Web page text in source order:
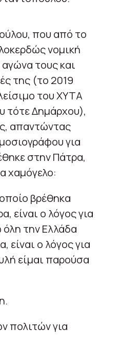
που από το
νομική
τους και
της (το 2019
του ΧΥΤΑ
τότε Δημάρχου),
απαντώντας
για
στην Πάτρα,
χαμόγελο:
βρέθηκα
είναι ο λόγος για
την Ελλάδα
είναι ο λόγος για
είμαι παρούσα
πολιτών για